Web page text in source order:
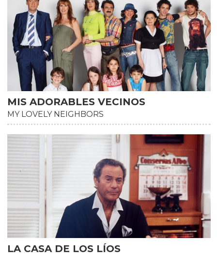
HD
MIS ADORABLES VECINOS
MY LOVELY NEIGHBORS
LA CASA DE LOS LÍOS